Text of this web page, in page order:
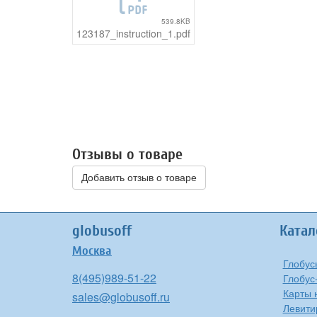
539.8KB
123187_instruction_1.pdf
Отзывы о товаре
Добавить отзыв о товаре
globusoff
Москва
8(495)989-51-22
sales@globusoff.ru
Карты